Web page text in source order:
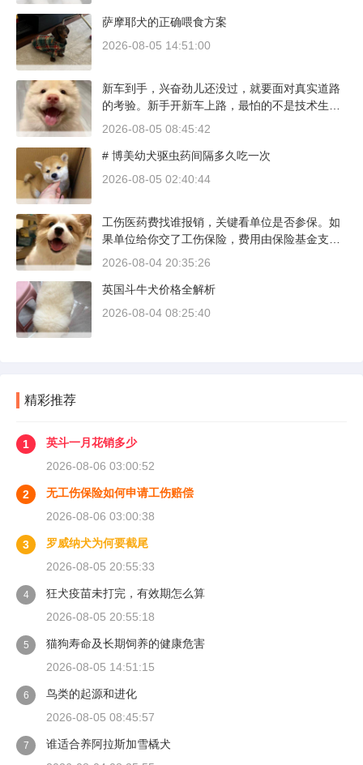
萨摩耶犬的正确喂食方案
2026-08-05 14:51:00
新车到手，兴奋劲儿还没过，就要面对真实道路
的考验。新手开新车上路，最怕的不是技术生
疏，而是对车况和路况的双重陌生。磨合期内，
不超过100公里，这不是老司机的保守，而是活
塞和气缸壁需要时间完成精细贴合。多数车型说
2026-08-05 08:45:42
# 博美幼犬驱虫药间隔多久吃一次
2026-08-05 02:40:44
工伤医药费找谁报销，关键看单位是否参保。如
果单位给你交了工伤保险，费用由保险基金支
付；要是单位没参保，那就由单位自己掏钱。很
又推给医保，两边扯皮耽误治疗。这篇就把这事
讲清楚。
2026-08-04 20:35:26
英国斗牛犬价格全解析
2026-08-04 08:25:40
精彩推荐
1
英斗一月花销多少
2026-08-06 03:00:52
2
无工伤保险如何申请工伤赔偿
2026-08-06 03:00:38
3
罗威纳犬为何要截尾
2026-08-05 20:55:33
4
狂犬疫苗未打完，有效期怎么算
2026-08-05 20:55:18
5
猫狗寿命及长期饲养的健康危害
2026-08-05 14:51:15
6
鸟类的起源和进化
2026-08-05 08:45:57
7
谁适合养阿拉斯加雪橇犬